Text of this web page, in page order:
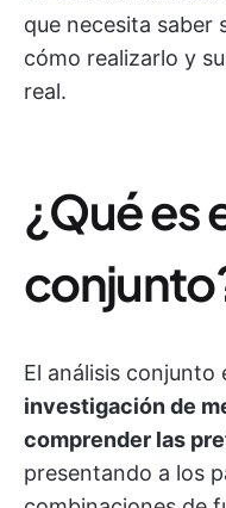
que necesita saber
cómo realizarlo y
real.
¿Qué es
El análisis conjunto
investigación de
comprender las
presentando a los